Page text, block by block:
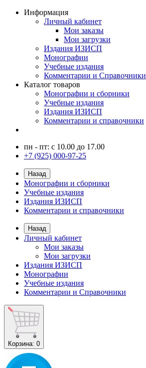
Информация
Личный кабинет
Мои заказы
Мои загрузки
Издания ИЗИСП
Монографии
Учебные издания
Комментарии и Справочники
Каталог товаров
Монографии и сборники
Учебные издания
Издания ИЗИСП
Комментарии и справочники
пн - пт: с 10.00 до 17.00
+7 (925) 000-97-25
Назад
Монографии и сборники
Учебные издания
Издания ИЗИСП
Комментарии и справочники
Назад
Личный кабинет
Мои заказы
Мои загрузки
Издания ИЗИСП
Монографии
Учебные издания
Комментарии и Справочники
Корзина: 0